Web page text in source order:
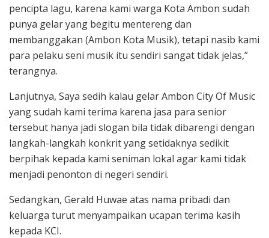
pencipta lagu, karena kami warga Kota Ambon sudah
punya gelar yang begitu mentereng dan
membanggakan (Ambon Kota Musik), tetapi nasib kami
para pelaku seni musik itu sendiri sangat tidak jelas,”
terangnya.
Lanjutnya, Saya sedih kalau gelar Ambon City Of Music
yang sudah kami terima karena jasa para senior
tersebut hanya jadi slogan bila tidak dibarengi dengan
langkah-langkah konkrit yang setidaknya sedikit
berpihak kepada kami seniman lokal agar kami tidak
menjadi penonton di negeri sendiri.
Sedangkan, Gerald Huwae atas nama pribadi dan
keluarga turut menyampaikan ucapan terima kasih
kepada KCI.